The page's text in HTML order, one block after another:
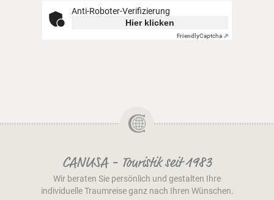
Anti-Roboter-Verifizierung
Hier klicken
FriendlyCaptcha ⇗
CANUSA - Touristik seit 1983
Wir beraten Sie persönlich und gestalten Ihre
individuelle Traumreise ganz nach Ihren Wünschen.